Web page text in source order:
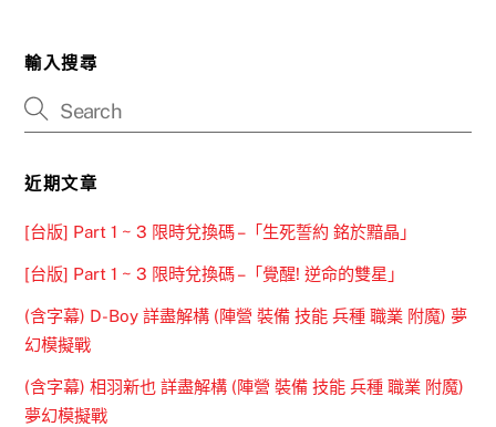
輸入搜尋
近期文章
[台版] Part 1 ~ 3 限時兌換碼 –「生死誓約 銘於黯晶」
[台版] Part 1 ~ 3 限時兌換碼 –「覺醒! 逆命的雙星」
(含字幕) D-Boy 詳盡解構 (陣營 裝備 技能 兵種 職業 附魔) 夢
幻模擬戰
(含字幕) 相羽新也 詳盡解構 (陣營 裝備 技能 兵種 職業 附魔)
夢幻模擬戰